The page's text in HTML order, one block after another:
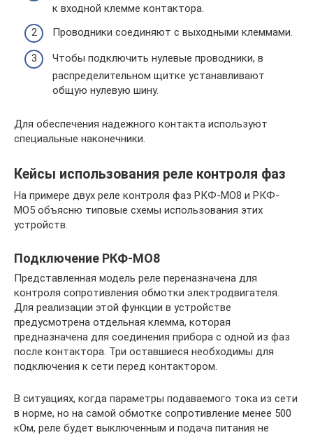
к входной клемме контактора.
Проводники соединяют с выходными клеммами.
Чтобы подключить нулевые проводники, в
распределительном щитке устанавливают
общую нулевую шину.
Для обеспечения надежного контакта используют
специальные наконечники.
Кейсы использования реле контроля фаз
На примере двух реле контроля фаз РКФ-МО8 и РКФ-
МО5 объясню типовые схемы использования этих
устройств.
Подключение РКФ-МО8
Представленная модель реле переназначена для
контроля сопротивления обмотки электродвигателя.
Для реализации этой функции в устройстве
предусмотрена отдельная клемма, которая
предназначена для соединения прибора с одной из фаз
после контактора. Три оставшиеся необходимы для
подключения к сети перед контактором.
В ситуациях, когда параметры подаваемого тока из сети
в норме, но на самой обмотке сопротивление менее 500
кОм, реле будет выключенным и подача питания не